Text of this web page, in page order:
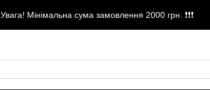
Увага! Мінімальна сума замовлення 2000 грн. ❗❗❗